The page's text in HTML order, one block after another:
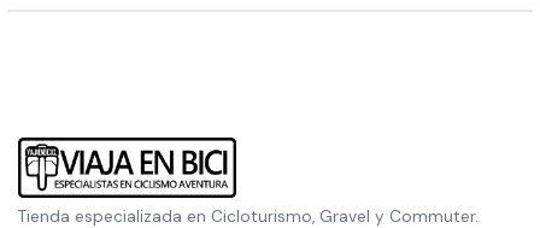
Tienda especializada en Cicloturismo, Gravel y Commuter.